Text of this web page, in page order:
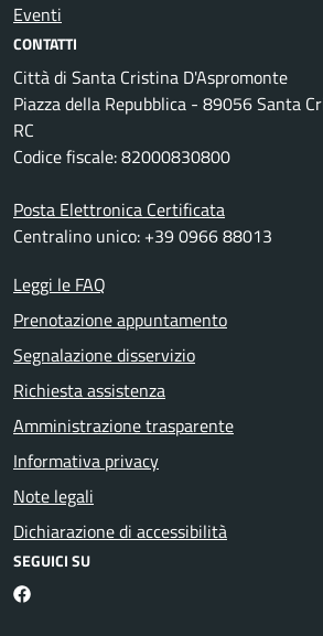
Eventi
CONTATTI
Città di Santa Cristina D'Aspromonte
Piazza della Repubblica - 89056 Santa
RC
Codice fiscale: 82000830800
Posta Elettronica Certificata
Centralino unico: +39 0966 88013
Leggi le FAQ
Prenotazione appuntamento
Segnalazione disservizio
Richiesta assistenza
Amministrazione trasparente
Informativa privacy
Note legali
Dichiarazione di accessibilità
SEGUICI SU
Facebook